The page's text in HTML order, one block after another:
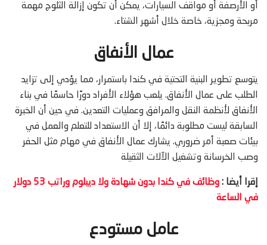
أو الأرصفة أو مواقف السيارات، يمكن أن تكون إزالة الثلوج مهمة
مربحة ومجزية، خاصة خلال أشهر الشتاء.
عمال الأنفاق
يتوسع تطوير البنية التحتية في كندا باستمرار، مما يؤدي إلى تزايد
الطلب على عمال الأنفاق. يلعب هؤلاء الأفراد دورًا حاسمًا في بناء
الأنفاق لأنظمة النقل والمرافق وعمليات التعدين. في حين أن الخبرة
السابقة ليست مطلوبة دائمًا، إلا أن الاستعداد للتعلم والعمل في
بيئات صعبة أمر ضروري. يشارك عمال الأنفاق في مهام مثل الحفر
وصب الخرسانة وتشغيل الآلات الثقيلة
إقرا أيضا :
وظائف في كندا بدون شهادة ولا ديبلوم وراتب 53 دولار
في الساعة
عامل مستودع